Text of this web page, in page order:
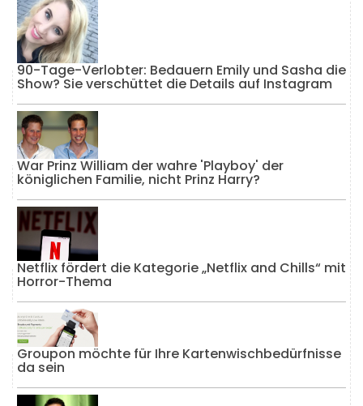
90-Tage-Verlobter: Bedauern Emily und Sasha die
Show? Sie verschüttet die Details auf Instagram
War Prinz William der wahre 'Playboy' der
königlichen Familie, nicht Prinz Harry?
Netflix fördert die Kategorie „Netflix and Chills“ mit
Horror-Thema
Groupon möchte für Ihre Kartenwischbedürfnisse
da sein